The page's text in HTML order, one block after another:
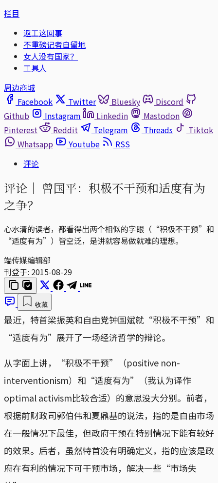
栏目
返工这回事
不重磅记者自留地
女人没有国家？
工具人
周边商城
Facebook
Twitter Bluesky
Discord
Github
Instagram Linkedin
Mastodon
Pinterest
Reddit Telegram Threads
Tiktok
Whatsapp
Youtube
RSS
评论
评论｜ 曾国平：积极不干预和适度有为
之争？
心水清的读者，都看得出两个相似的字眼（“积极不干预”和
“适度有为”）皆空泛，是讲就容易做就难的理想。
端传媒编辑部
刊登于: 2015-08-29
收藏
最近，特首梁振英和自由党钟国斌就“积极不干预”和
“适度有为”展开了一场经济哲学的辩论。
从字面上讲，“积极不干预”（positive non-
interventionism）和“适度有为”（我认为译作
optimal activism比较合适）的意思没大分别。前者，
根据前财政司郭伯伟和夏鼎基的说法，指的是自由市场
在一般情况下最佳，但政府干预在特别情况下能有较好
的效果。后者，虽然特首没有明确定义，指的应该是政
府在有利的情况下可干预市场，解决一些“市场失